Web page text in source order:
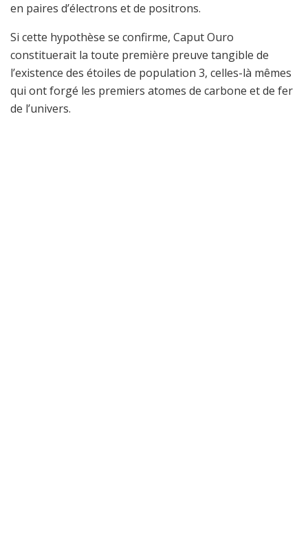
en paires d’électrons et de positrons.
Si cette hypothèse se confirme, Caput Ouro
constituerait la toute première preuve tangible de
l’existence des étoiles de population 3, celles-là mêmes
qui ont forgé les premiers atomes de carbone et de fer
de l’univers.